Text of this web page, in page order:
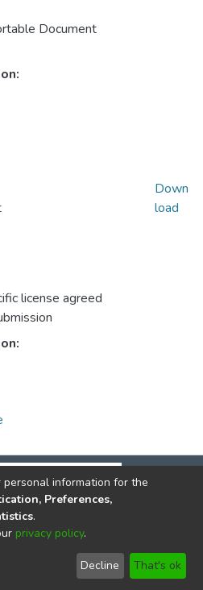
Document
license agreed
Down
load
© 2002-2026
End User
Agreement
Send
Feedback
information for the
Preferences,
.
privacy policy.
Decline That's ok